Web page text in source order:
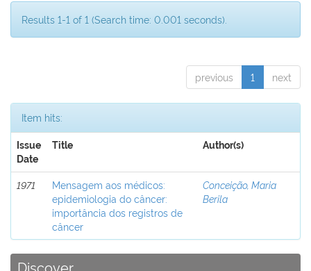
Results 1-1 of 1 (Search time: 0.001 seconds).
previous 1 next
Item hits:
Issue
Date
Title Author(s)
1971
Mensagem aos médicos:
epidemiologia do câncer:
importância dos registros de
câncer
Conceição, Maria
Berila
Discover